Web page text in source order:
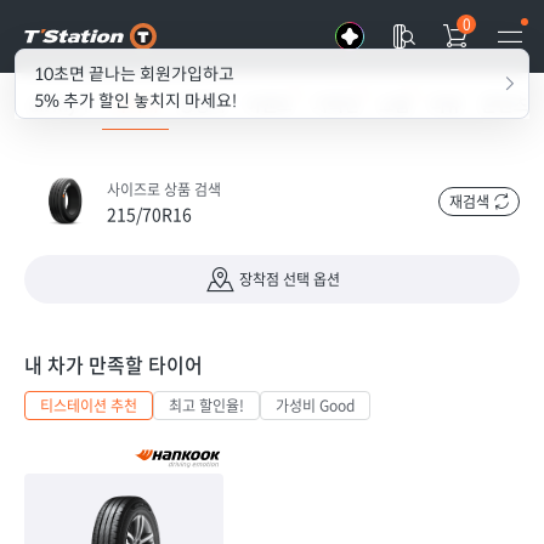
10초면 끝나는 회원가입하고
5% 추가 할인 놓치지 마세요!
0
all my T 타이어 경정비
사이즈로 상품 검색
215/70R16
재검색
장착점 선택 옵션
내 차가 만족할 타이어
티스테이션 추천 최고 할인율! 가성비 Good